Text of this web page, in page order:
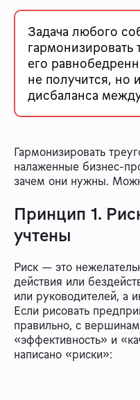
Задача любого
гармонизировать
его
не получится, но
дисбаланса
Гармонизировать
налаженные бизнес-
зачем они нужны.
Принцип 1.
учтены
Риск — это
действия или
или руководителей, а
Если рисовать
правильно, с
«эффективность» и
написано «риски»: